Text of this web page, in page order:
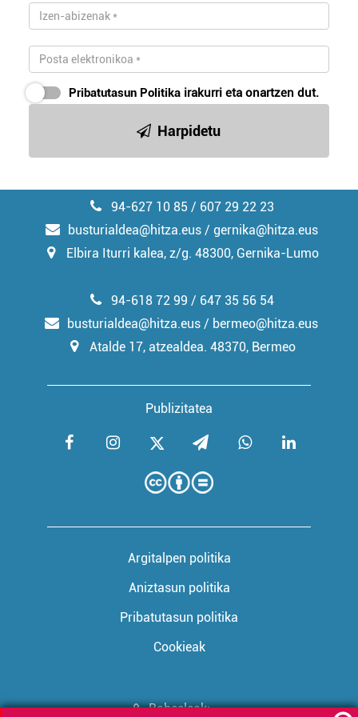
Pribatutasun Politika irakurri eta onartzen dut.
Harpidetu
94-627 10 85 / 607 29 22 23
busturialdea@hitza.eus / gernika@hitza.eus
Elbira Iturri kalea, z/g. 48300, Gernika-Lumo
Publizitatea
94-618 72 99 / 647 35 56 54
busturialdea@hitza.eus / bermeo@hitza.eus
Atalde 17, atzealdea. 48370, Bermeo
Argitalpen politika
Aniztasun politika
Pribatutasun politika
Cookieak
Babesleak: